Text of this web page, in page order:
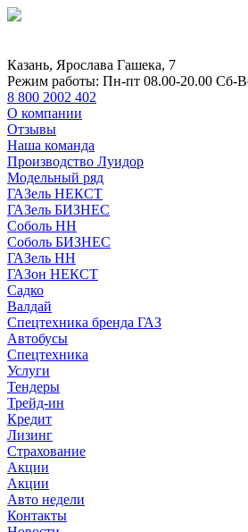
Казань, Ярослава Гашека, 7
Режим работы: Пн-пт 08.00-20.00 Сб-
8 800 2002 402
О компании
Отзывы
Наша команда
Производство Луидор
Модельный ряд
ГАЗель НЕКСТ
ГАЗель БИЗНЕС
Соболь НН
Соболь БИЗНЕС
ГАЗель НН
ГАЗон НЕКСТ
Садко
Валдай
Спецтехника бренда ГАЗ
Автобусы
Спецтехника
Услуги
Тендеры
Трейд-ин
Кредит
Лизинг
Страхование
Акции
Акции
Авто недели
Контакты